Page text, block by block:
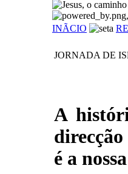
INÃCIO
JORNADA DE
A
é a